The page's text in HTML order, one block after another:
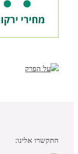
התקשרו אלינו: